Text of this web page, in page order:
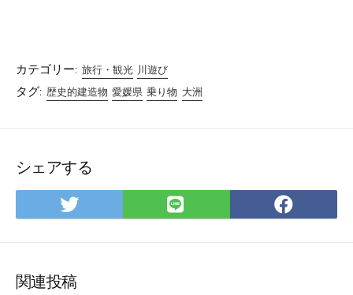
カテゴリー: 旅行・観光 川遊び
タグ: 歴史的建造物 愛媛県 乗り物 大洲
シェアする
Twitter
で
LINE
で
で
関連投稿